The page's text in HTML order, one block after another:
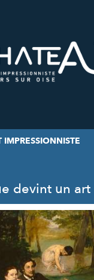
devint un art